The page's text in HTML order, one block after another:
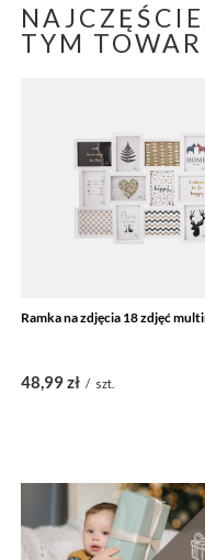
TYM
Ramka na zdjęcia 18 zdjęć
48,99 zł / szt.